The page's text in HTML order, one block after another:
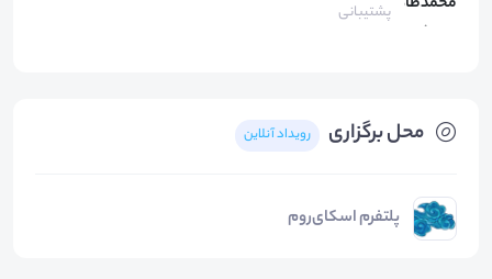
محل برگزاری رویداد آنلاین
پلتفرم اسکای‌روم
پشتیبانی